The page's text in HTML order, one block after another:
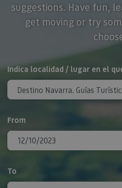
suggestions. Have fun,
get moving or try
Search
Indica localidad / lugar en el
From
To